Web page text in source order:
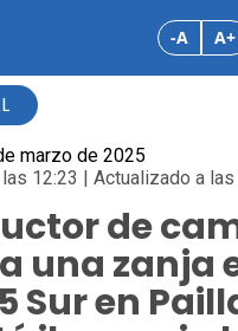
-A A+
marzo de 2025
12:23 | Actualizado a las
de
una zanja
Sur en